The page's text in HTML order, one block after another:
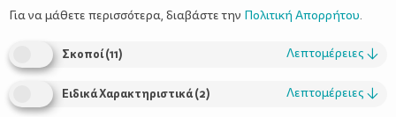
Για να μάθετε περισσότερα, διαβάστε την Πολιτική Απορρήτου.
Σκοποί(11) Λεπτομέρειες ↓
Ειδικά Χαρακτηριστικά(2) Λεπτομέρειες ↓